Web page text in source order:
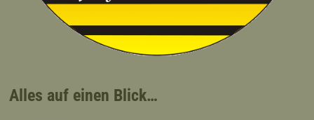
Alles auf einen Blick…